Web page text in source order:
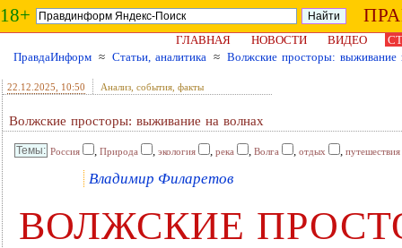
18+
ГЛАВНАЯ НОВОСТИ ВИДЕО
ПравдаИнформ ≈ Статьи, аналитика ≈ Волжские просторы: выживание
22.12.2025 , 10:50 Анализ, события, факты
Волжские просторы: выживание на волнах
Россия , Природа , экология , река , Волга , отдых , путешествия
Владимир Филаретов
ВОЛЖСКИЕ